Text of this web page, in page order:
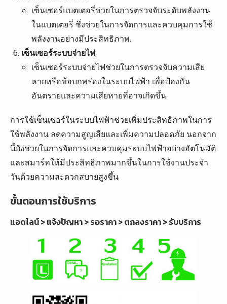
เซ็นเซอร์แบตเตอรี่ช่วยในการตรวจจับระดับพลังงาน
ในแบตเตอรี่ ซึ่งช่วยในการจัดการและควบคุมการใช้
พลังงานอย่างมีประสิทธิภาพ.
เซ็นเซอร์ระบบจ่ายไฟ:
เซ็นเซอร์ระบบจ่ายไฟช่วยในการตรวจจับความเสีย
หายหรือข้อบกพร่องในระบบไฟฟ้า เพื่อป้องกัน
อันตรายและความเสียหายที่อาจเกิดขึ้น.
การใช้เซ็นเซอร์ในระบบไฟฟ้าช่วยเพิ่มประสิทธิภาพในการ
ใช้พลังงาน ลดความสูญเสียและเพิ่มความปลอดภัย นอกจาก
นี้ยังช่วยในการจัดการและควบคุมระบบไฟฟ้าอย่างอัตโนมัติ
และสมาร์ทให้มีประสิทธิภาพมากขึ้นในการใช้งานประจำ
วันด้วยความสะดวกสบายสูงขึ้น
ขั้นตอนการใช้บริการ
แอดไลน์ > แจ้งปัญหา > รอราคา > ตกลงราคา > รับบริการ